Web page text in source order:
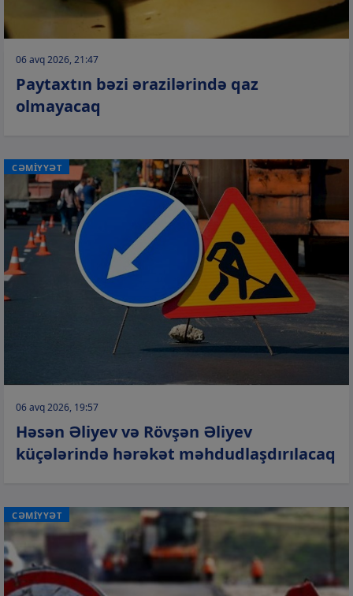
06 avq 2026, 21:47
Paytaxtın bəzi ərazilərində qaz
olmayacaq
CƏMİYYƏT
06 avq 2026, 19:57
Həsən Əliyev və Rövşən Əliyev
küçələrində hərəkət məhdudlaşdırılacaq
CƏMİYYƏT